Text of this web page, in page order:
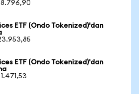
ETF (Ondo Tokenized)'dan
ETF (Ondo Tokenized)'dan